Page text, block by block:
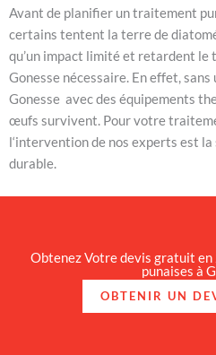
Avant de planifier un traitement
certains tentent la terre de
qu’un impact limité et retardent le
Gonesse nécessaire. En effet,
Gonesse avec des équipements
œufs survivent. Pour votre
l‘intervention de nos experts est
durable.
Obtenez Votre devis gratuit
punaises à
OBTENIR UN